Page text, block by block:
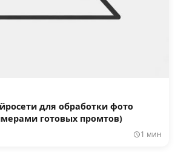
для обработки фото
готовых промтов)
1 мин